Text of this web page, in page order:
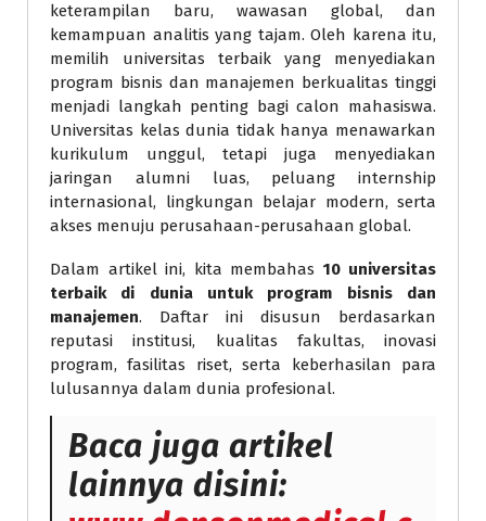
keterampilan baru, wawasan global, dan
kemampuan analitis yang tajam. Oleh karena itu,
memilih universitas terbaik yang menyediakan
program bisnis dan manajemen berkualitas tinggi
menjadi langkah penting bagi calon mahasiswa.
Universitas kelas dunia tidak hanya menawarkan
kurikulum unggul, tetapi juga menyediakan
jaringan alumni luas, peluang internship
internasional, lingkungan belajar modern, serta
akses menuju perusahaan-perusahaan global.
Dalam artikel ini, kita membahas 10 universitas
terbaik di dunia untuk program bisnis dan
manajemen. Daftar ini disusun berdasarkan
reputasi institusi, kualitas fakultas, inovasi
program, fasilitas riset, serta keberhasilan para
lulusannya dalam dunia profesional.
Baca juga artikel
lainnya disini: